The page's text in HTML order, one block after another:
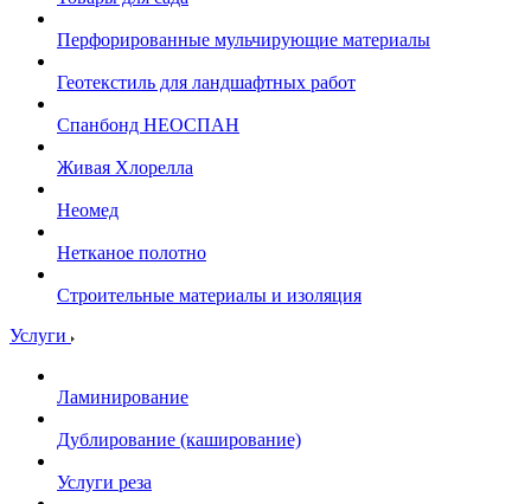
Перфорированные мульчирующие материалы
Геотекстиль для ландшафтных работ
Спанбонд НЕОСПАН
Живая Хлорелла
Нeомед
Нетканое полотно
Строительные материалы и изоляция
Услуги
Ламинирование
Дублирование (каширование)
Услуги реза